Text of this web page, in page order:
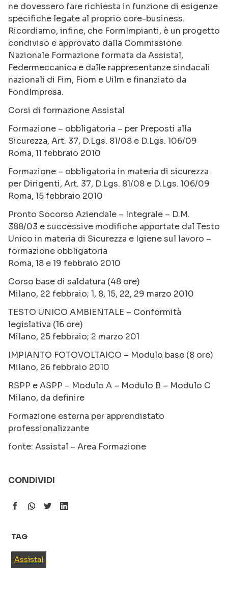
ne dovessero fare richiesta in funzione di esigenze
specifiche legate al proprio core-business.
Ricordiamo, infine, che FormImpianti, è un progetto
condiviso e approvato dalla Commissione
Nazionale Formazione formata da Assistal,
Federmeccanica e dalle rappresentanze sindacali
nazionali di Fim, Fiom e Uilm e finanziato da
FondImpresa.
Corsi di formazione Assistal
Formazione – obbligatoria – per Preposti alla
Sicurezza, Art. 37, D.Lgs. 81/08 e D.Lgs. 106/09
Roma, 11 febbraio 2010
Formazione – obbligatoria in materia di sicurezza
per Dirigenti, Art. 37, D.Lgs. 81/08 e D.Lgs. 106/09
Roma, 15 febbraio 2010
Pronto Socorso Aziendale – Integrale – D.M.
388/03 e successive modifiche apportate dal Testo
Unico in materia di Sicurezza e Igiene sul lavoro –
formazione obbligatoria
Roma, 18 e 19 febbraio 2010
Corso base di saldatura (48 ore)
Milano, 22 febbraio; 1, 8, 15, 22, 29 marzo 2010
TESTO UNICO AMBIENTALE – Conformità
legislativa (16 ore)
Milano, 25 febbraio; 2 marzo 201
IMPIANTO FOTOVOLTAICO – Modulo base (8 ore)
Milano, 26 febbraio 2010
RSPP e ASPP – Modulo A – Modulo B – Modulo C
Milano, da definire
Formazione esterna per apprendistato
professionalizzante
fonte: Assistal – Area Formazione
CONDIVIDI
TAG
Assistal